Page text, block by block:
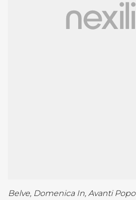
Belve, Domenica In, Avanti